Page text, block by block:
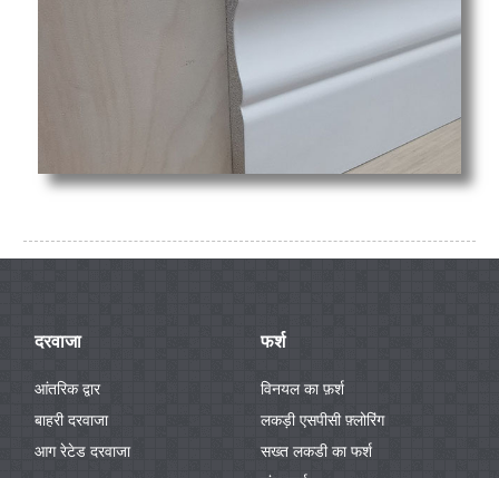
दरवाजा
आंतरिक द्वार
बाहरी दरवाजा
आग रेटेड दरवाजा
फर्श
विनयल का फ़र्श
लकड़ी एसपीसी फ़्लोरिंग
सख्त लकडी का फर्श